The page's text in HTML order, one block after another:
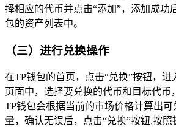
择相应的代币并点击“添加”，添加成功
包的资产列表中。
（三）进行兑换操作
在TP钱包的首页，点击“兑换”按钮，
页面中，选择要兑换的代币和目标代币
TP钱包会根据当前的市场价格计算出
量，确认无误后，点击“兑换”按钮,按